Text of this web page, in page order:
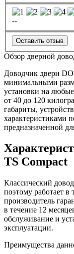
--
Оставить отзыв
Обзор дверной
Доводчик двери
минимальными
установки на
от 40 до 120
габариты,
характеристиками
предназначенной
TS Compact
Классический
поэтому работает
производитель
в течение 12
обслуживание и
эксплуатации.
Преимущества